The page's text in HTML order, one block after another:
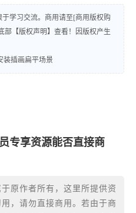
学习交流。商用请至[商用版权购
部【版权声明】查看！因版权产生
装插画扁平场景
专享资源能否直接商
原作者所有，这里所提供资
，请勿直接商用。若由于商